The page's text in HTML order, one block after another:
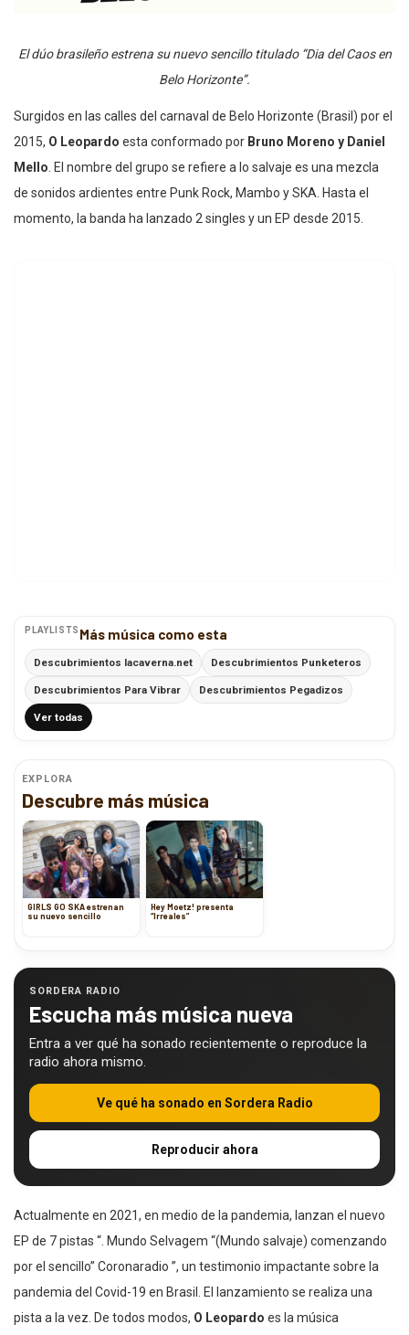
El dúo brasileño estrena su nuevo sencillo titulado “Dia del Caos en
Belo Horizonte”.
Surgidos en las calles del carnaval de Belo Horizonte (Brasil) por el
2015, O Leopardo esta conformado por Bruno Moreno y Daniel
Mello . El nombre del grupo se refiere a lo salvaje es una mezcla
de sonidos ardientes entre Punk Rock, Mambo y SKA. Hasta el
momento, la banda ha lanzado 2 singles y un EP desde 2015.
PLAYLISTS Más música como esta
Descubrimientos lacaverna.net Descubrimientos Punketeros
Descubrimientos Para Vibrar Descubrimientos Pegadizos
Ver todas
EXPLORA
Descubre más música
GIRLS GO SKA estrenan
su nuevo sencillo
Hey Moetz! presenta
“Irreales”
SORDERA RADIO
Escucha más música nueva
Entra a ver qué ha sonado recientemente o reproduce la
radio ahora mismo.
Ve qué ha sonado en Sordera Radio
Reproducir ahora
Actualmente en 2021, en medio de la pandemia, lanzan el nuevo
EP de 7 pistas “. Mundo Selvagem “(Mundo salvaje) comenzando
por el sencillo” Coronaradio ”, un testimonio impactante sobre la
pandemia del Covid-19 en Brasil. El lanzamiento se realiza una
pista a la vez. De todos modos, O Leopardo es la música